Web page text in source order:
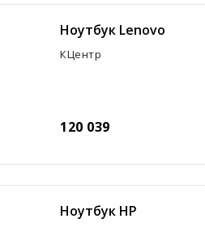
Ноутбук Lenovo
КЦентр
120 039
Ноутбук HP